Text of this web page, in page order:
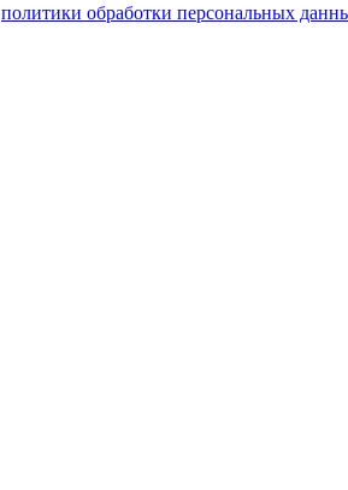
политики обработки персональных